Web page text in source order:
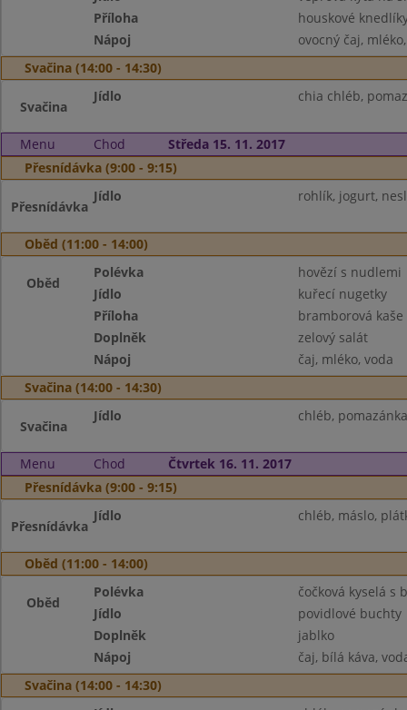
Příloha
houskové
Nápoj
ovocný čaj,
Svačina (14:00 - 14:30)
Svačina
Jídlo chia chléb,
Menu Chod
Středa 15. 11. 2017
Přesnídávka (9:00 - 9:15)
Přesnídávka
Jídlo rohlík, jogurt,
Oběd (11:00 - 14:00)
Oběd
Polévka
hovězí s nudlemi
Jídlo
kuřecí nugetky
Příloha
bramborová kaše
Doplněk
zelový salát
Nápoj
čaj, mléko, voda
Svačina (14:00 - 14:30)
Svačina
Jídlo chléb,
Menu Chod
Čtvrtek 16. 11. 2017
Přesnídávka (9:00 - 9:15)
Přesnídávka
Jídlo chléb, máslo,
Oběd (11:00 - 14:00)
Oběd
Polévka
čočková kyselá s
Jídlo
povidlové buchty
Doplněk
jablko
Nápoj
čaj, bílá káva,
Svačina (14:00 - 14:30)